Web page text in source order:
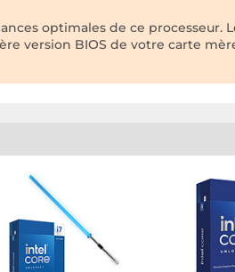
optimales de ce processeur.
version BIOS de votre carte